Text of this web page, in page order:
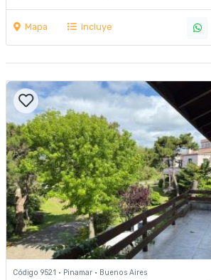
Mapa Incluye
Código 9521 · Pinamar · Buenos Aires